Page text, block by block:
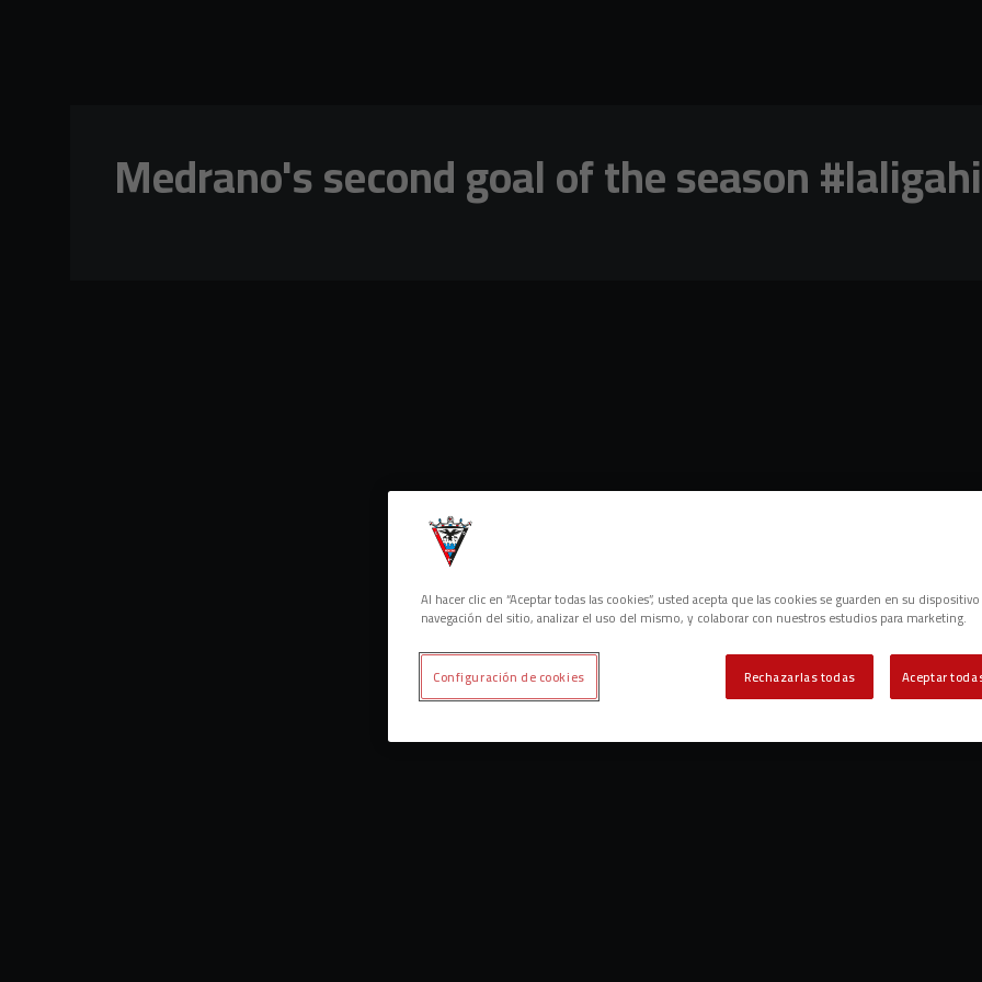
Medrano's second goal of the season
Al hacer clic en “Aceptar todas las cookies”, usted acepta que las cookies se guarden en su
navegación del sitio, analizar el uso del mismo, y colaborar con nuestros estudios para marketing.
Rechazarlas todas Aceptar
Configuración de cookies